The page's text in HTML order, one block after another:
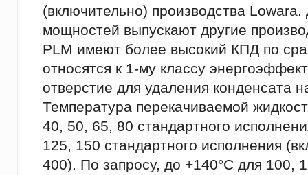
(включительно) производства
мощностей выпускают другие
PLМ имеют более высокий КПД по
относятся к 1-му классу
отверстие для удаления конденсата
Температура перекачиваемой
40, 50, 65, 80 стандартного
125, 150 стандартного исполнения
400). По запросу, до +140°C для 100,